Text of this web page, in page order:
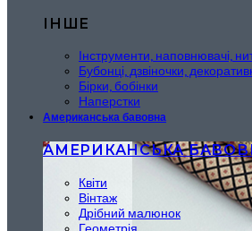
ІНШЕ
Інструменти, наповнювачі,
Бубонці, дзвіночки,
Бірки, бобінки
Наперстки
Американська бавовна
АМЕРИКАНСЬКА
Квіти
Вінтаж
Дрібний малюнок